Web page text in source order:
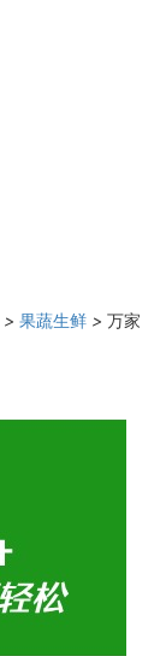
> 果蔬生鲜 > 万家